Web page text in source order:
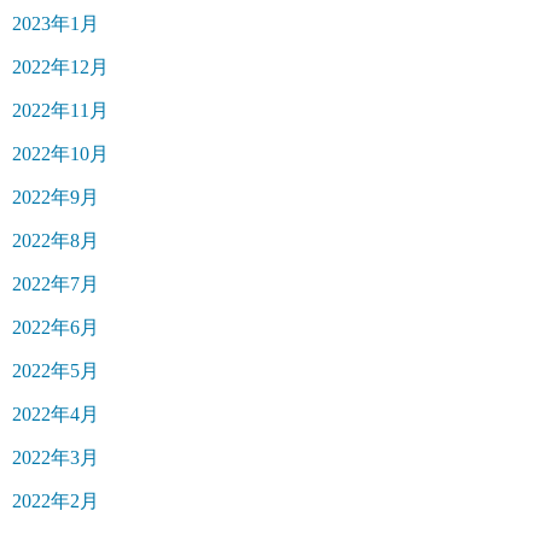
2023年1月
2022年12月
2022年11月
2022年10月
2022年9月
2022年8月
2022年7月
2022年6月
2022年5月
2022年4月
2022年3月
2022年2月